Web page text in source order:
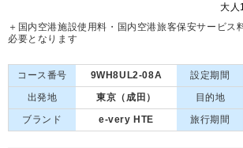
大人
＋国内空港施設使用料・国内空港旅客保安サービス
必要となります
コース番号 9WH8UL2-08A 設定期間
出発地
東京（成田） 目的地
ブランド
e-very HTE 旅行期間